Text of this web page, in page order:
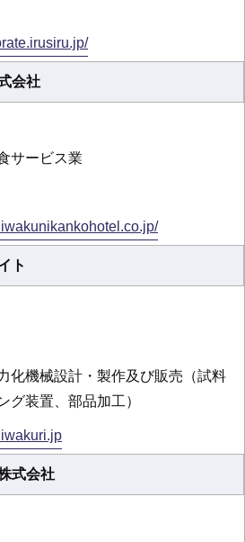
会社
サービス業
ト
化機械設計・製作及び販売（試料
グ装置、部品加工）
式会社